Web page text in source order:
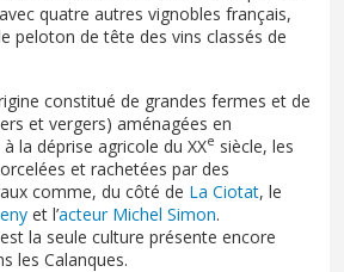
quatre autres vignobles français,
peloton de tête des vins classés de
constitué de grandes fermes et de
et vergers) aménagées en
la déprise agricole du XXe siècle, les
et rachetées par des
comme, du côté de La Ciotat, le
et l’acteur Michel Simon.
la seule culture présente encore
les Calanques.